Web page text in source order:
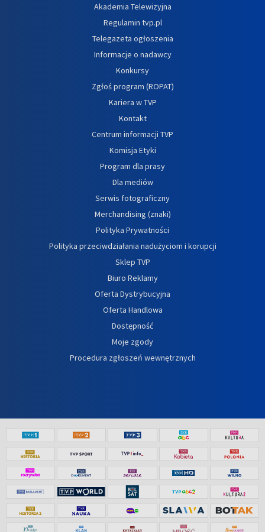
Akademia Telewizyjna
Regulamin tvp.pl
Telegazeta ogłoszenia
Informacje o nadawcy
Konkursy
Zgłoś program (ROPAT)
Kariera w TVP
Kontakt
Centrum informacji TVP
Komisja Etyki
Program dla prasy
Dla mediów
Serwis fotograficzny
Merchandising (znaki)
Polityka Prywatności
Polityka przeciwdziałania nadużyciom i korupcji
Sklep TVP
Biuro Reklamy
Oferta Dystrybucyjna
Oferta Handlowa
Dostępność
Moje zgody
Procedura zgłoszeń wewnętrznych